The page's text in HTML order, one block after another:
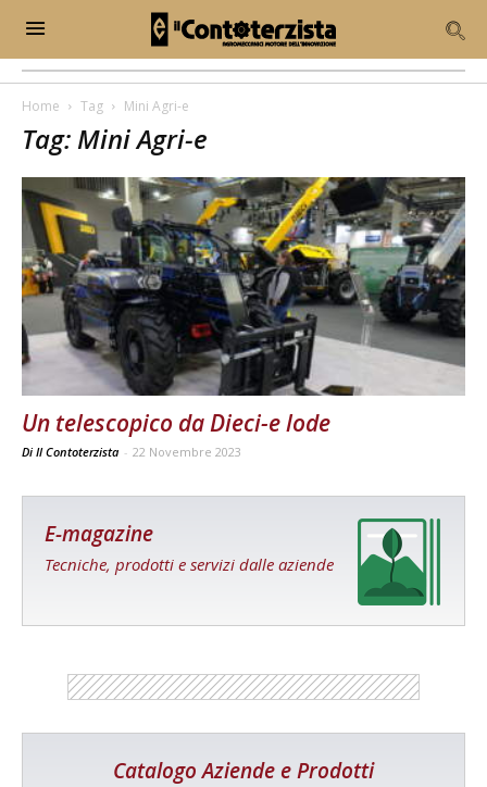
Home Tag Mini Agri-e
Tag: Mini Agri-e
Un telescopico da Dieci-e lode
Di Il Contoterzista - 22 Novembre 2023
E-magazine
Tecniche, prodotti e servizi dalle aziende
Catalogo Aziende e Prodotti